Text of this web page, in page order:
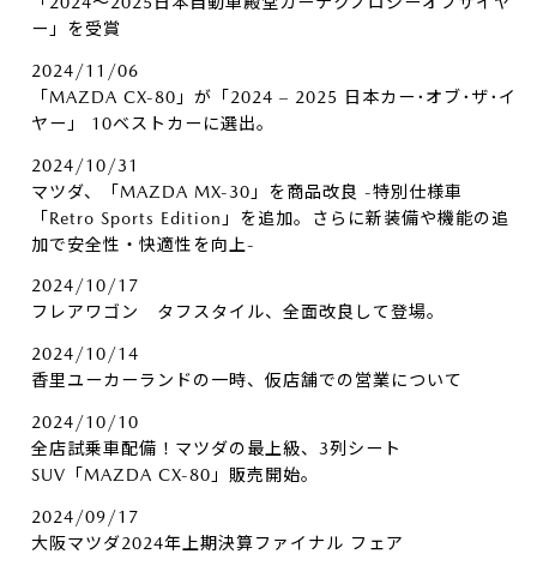
ー」を受賞
2024/11/06
「MAZDA CX-80」が「2024 – 2025 日本カー･オブ･ザ･イ
ヤー」 10ベストカーに選出。
2024/10/31
マツダ、「MAZDA MX-30」を商品改良 -特別仕様車
「Retro Sports Edition」を追加。さらに新装備や機能の追
加で安全性・快適性を向上-
2024/10/17
フレアワゴン タフスタイル、全面改良して登場。
2024/10/14
香里ユーカーランドの一時、仮店舗での営業について
2024/10/10
全店試乗車配備！マツダの最上級、3列シート
SUV「MAZDA CX-80」販売開始。
2024/09/17
大阪マツダ2024年上期決算ファイナル フェア